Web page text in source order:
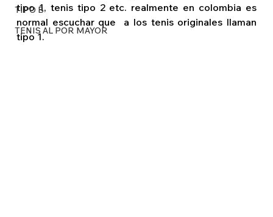
TIPO B
TENIS AL POR MAYOR
tipo 1, tenis tipo 2 etc. realmente en colombia es
normal escuchar que  a los tenis originales llaman
tipo 1.